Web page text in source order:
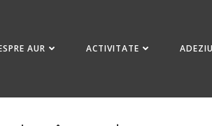
AUR ACTIVITATE